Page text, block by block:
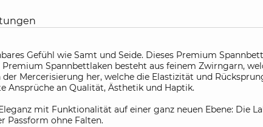
Gefühl wie Samt und Seide. Dieses Premium
Spannbettlaken besteht aus feinem Zwirngarn,
Mercerisierung her, welche die Elastizität und
Ansprüche an Qualität, Ästhetik und Haptik.
mit Funktionalität auf einer ganz neuen Ebene: Die
Passform ohne Falten.